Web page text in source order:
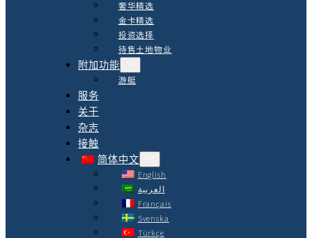
奢华精选
金卡精选
投资选择
待售土地物业
附加功能
游艇
服务
关于
杂志
接触
简体中文
English
العربية
Français
Svenska
Türkçe